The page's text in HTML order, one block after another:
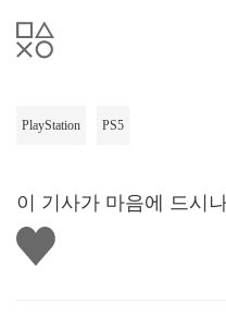
PlayStation PS5
이 기사가 마음에 드시
좋
아